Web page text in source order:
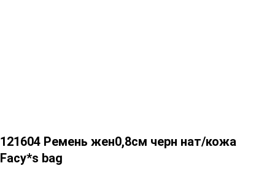
121604 Ремень жен0,8см черн нат/кожа
Facy*s bag